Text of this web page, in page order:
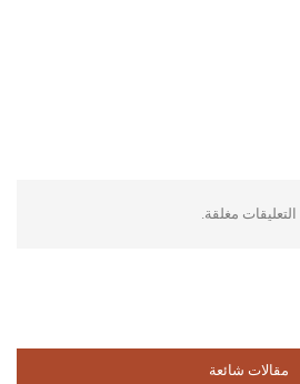
التعليقات مغلقة.
مقالات شائعة